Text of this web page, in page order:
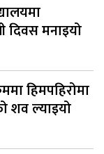
दिवस मनाइयो
हिमपहिरोमा
शव ल्याइयो